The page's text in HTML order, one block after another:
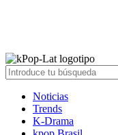
Noticias
Trends
K-Drama